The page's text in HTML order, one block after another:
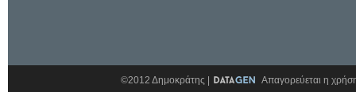
©2012 Δημοκράτης | Απαγορεύεται η